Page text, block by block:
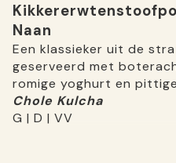
Naan
Een klassieker uit de
geserveerd met
romige yoghurt en
Chole Kulcha
G | D | VV